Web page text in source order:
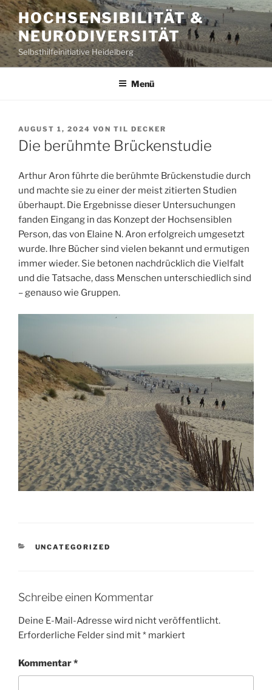
Zum
Inhalt
springen
HOCHSENSIBILITÄT &
NEURODIVERSITÄT
Selbsthilfeinitiative Heidelberg
Menü
VERÖFFENTLICHT
AM
AUGUST 1, 2024 VON TIL DECKER
Die berühmte Brückenstudie
Arthur Aron führte die berühmte Brückenstudie durch
und machte sie zu einer der meist zitierten Studien
überhaupt. Die Ergebnisse dieser Untersuchungen
fanden Eingang in das Konzept der Hochsensiblen
Person, das von Elaine N. Aron erfolgreich umgesetzt
wurde. Ihre Bücher sind vielen bekannt und ermutigen
immer wieder. Sie betonen nachdrücklich die Vielfalt
und die Tatsache, dass Menschen unterschiedlich sind
– genauso wie Gruppen.
KATEGORIEN
UNCATEGORIZED
Schreibe einen Kommentar
Deine E-Mail-Adresse wird nicht veröffentlicht.
Erforderliche Felder sind mit* markiert
Kommentar*